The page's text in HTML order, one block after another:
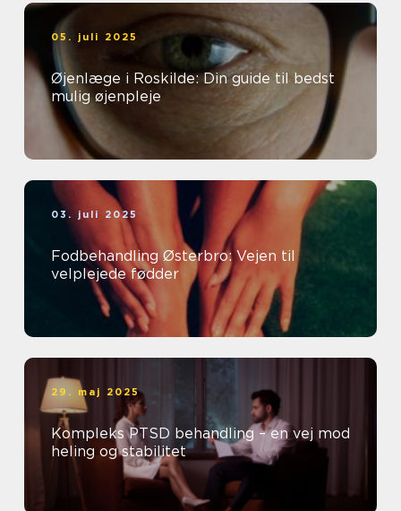
05. juli 2025
Øjenlæge i Roskilde: Din guide til bedst
mulig øjenpleje
03. juli 2025
Fodbehandling Østerbro: Vejen til
velplejede fødder
29. maj 2025
Kompleks PTSD behandling – en vej mod
heling og stabilitet